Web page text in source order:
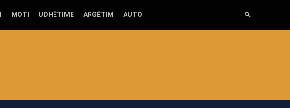
MOTI UDHËTIME ARGËTIM AUTO